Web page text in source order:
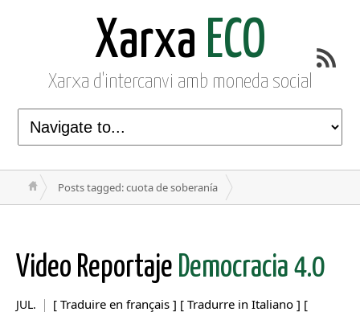
Xarxa ECO
Xarxa d'intercanvi amb moneda social
Posts tagged: cuota de soberanía
Video Reportaje Democracia 4.0
JUL.
[ Traduire en français ] [ Tradurre in Italiano ] [